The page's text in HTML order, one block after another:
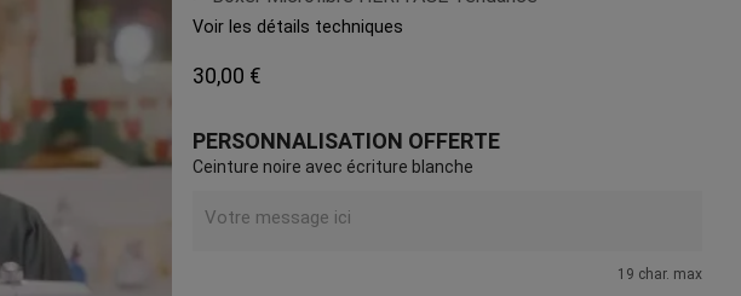
Voir les détails techniques
30,00 €
PERSONNALISATION OFFERTE
Ceinture noire avec écriture blanche
19 char. max